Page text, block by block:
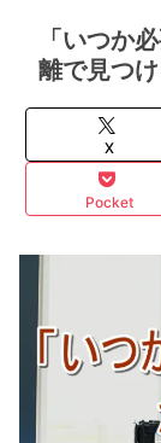
「いつか
離で見つ
X
Pocket